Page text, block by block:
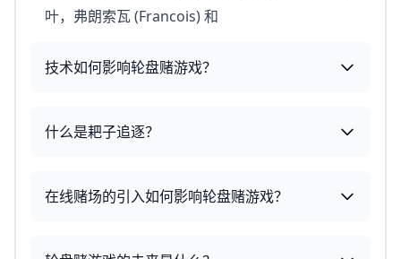
叶，弗朗索瓦 (Francois) 和
技术如何影响轮盘赌游戏？
什么是耙子追逐？
在线赌场的引入如何影响轮盘赌游戏？